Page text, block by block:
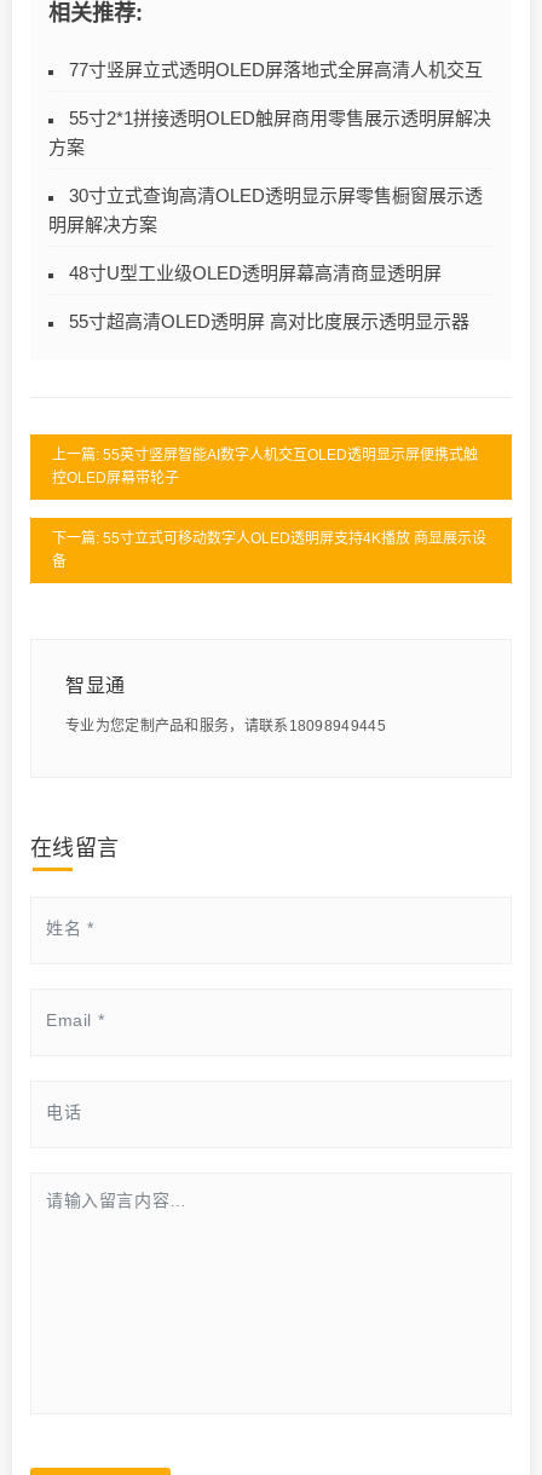
相关推荐:
77寸竖屏立式透明OLED屏落地式全屏高清人机交互
55寸2*1拼接透明OLED触屏商用零售展示透明屏解决
方案
30寸立式查询高清OLED透明显示屏零售橱窗展示透
明屏解决方案
48寸U型工业级OLED透明屏幕高清商显透明屏
55寸超高清OLED透明屏 高对比度展示透明显示器
上一篇: 55英寸竖屏智能AI数字人机交互OLED透明显示屏便携式触
控OLED屏幕带轮子
下一篇: 55寸立式可移动数字人OLED透明屏支持4K播放 商显展示设
备
智显通
专业为您定制产品和服务，请联系18098949445
在线留言